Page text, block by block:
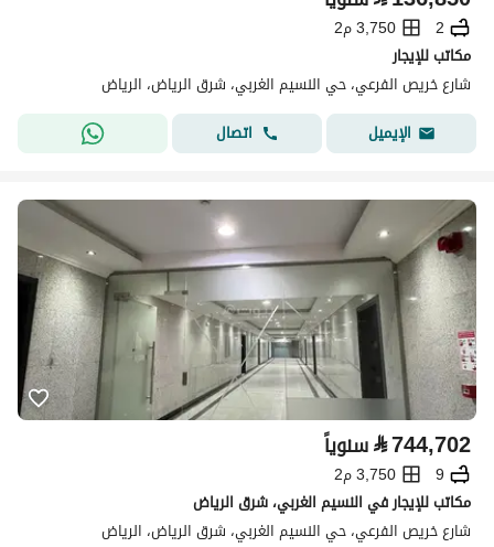
2
3,750 م2
مكاتب للإيجار
شارع خريص الفرعي، حي النسيم الغربي، شرق الرياض، الرياض
الإيميل
اتصال
⃁744,702 سنوياً
9
3,750 م2
مكاتب للإيجار في النسيم الغربي، شرق الرياض
شارع خريص الفرعي، حي النسيم الغربي، شرق الرياض، الرياض